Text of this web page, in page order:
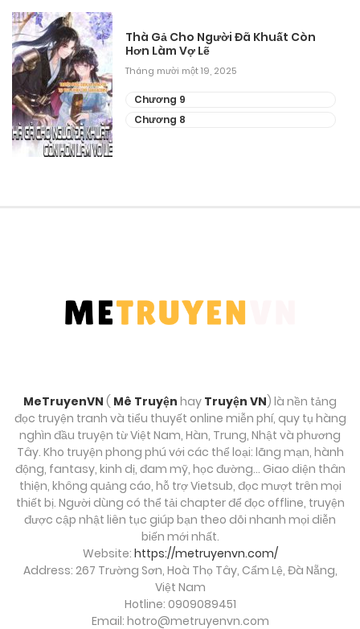
Thà Gả Cho Người Đã Khuất Còn
Hơn Làm Vợ Lẽ
Tháng mười một 19, 2025
Chương 9
Chương 8
MeTruyenVN ( Mê Truyện hay Truyện VN) là nền tảng
đọc truyện tranh và tiểu thuyết online miễn phí, quy tụ hàng
nghìn đầu truyện từ Việt Nam, Hàn, Trung, Nhật và phương
Tây. Kho truyện phong phú với các thể loại: lãng mạn, hành
động, fantasy, kinh dị, đam mỹ, học đường… Giao diện thân
thiện, không quảng cáo, hỗ trợ Vietsub, đọc mượt trên mọi
thiết bị. Người dùng có thể tải chapter để đọc offline, truyện
được cập nhật liên tục giúp bạn theo dõi nhanh mọi diễn
biến mới nhất.
Website: https://metruyenvn.com/
Address: 267 Trường Sơn, Hoà Thọ Tây, Cẩm Lệ, Đà Nẵng,
Việt Nam
Hotline: 0909089451
Email: hotro@metruyenvn.com